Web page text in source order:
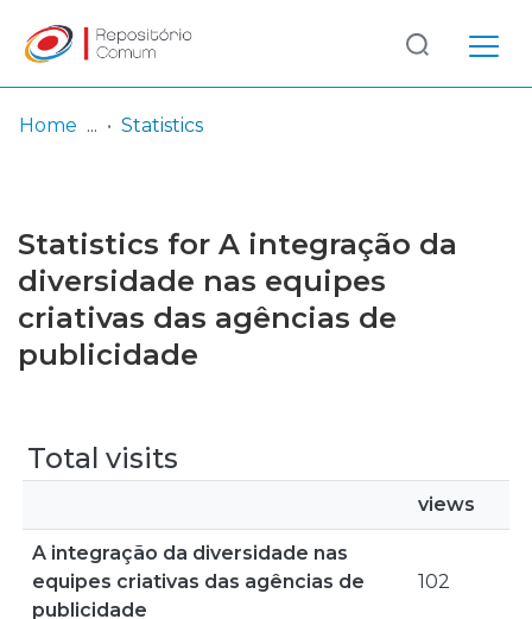
Browse repository
Entities
Log
In
(current)
Home Statistics
Statistics for A integração da
diversidade nas equipes
criativas das agências de
publicidade
Total visits
views
A integração da diversidade nas
equipes criativas das agências de
publicidade
102